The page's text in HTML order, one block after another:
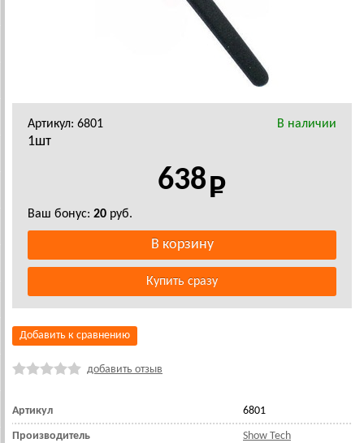
Артикул: 6801 В наличии
1шт
638
Ваш бонус: 20 руб.
Добавить к сравнению
добавить отзыв
Артикул 6801
Производитель Show Tech